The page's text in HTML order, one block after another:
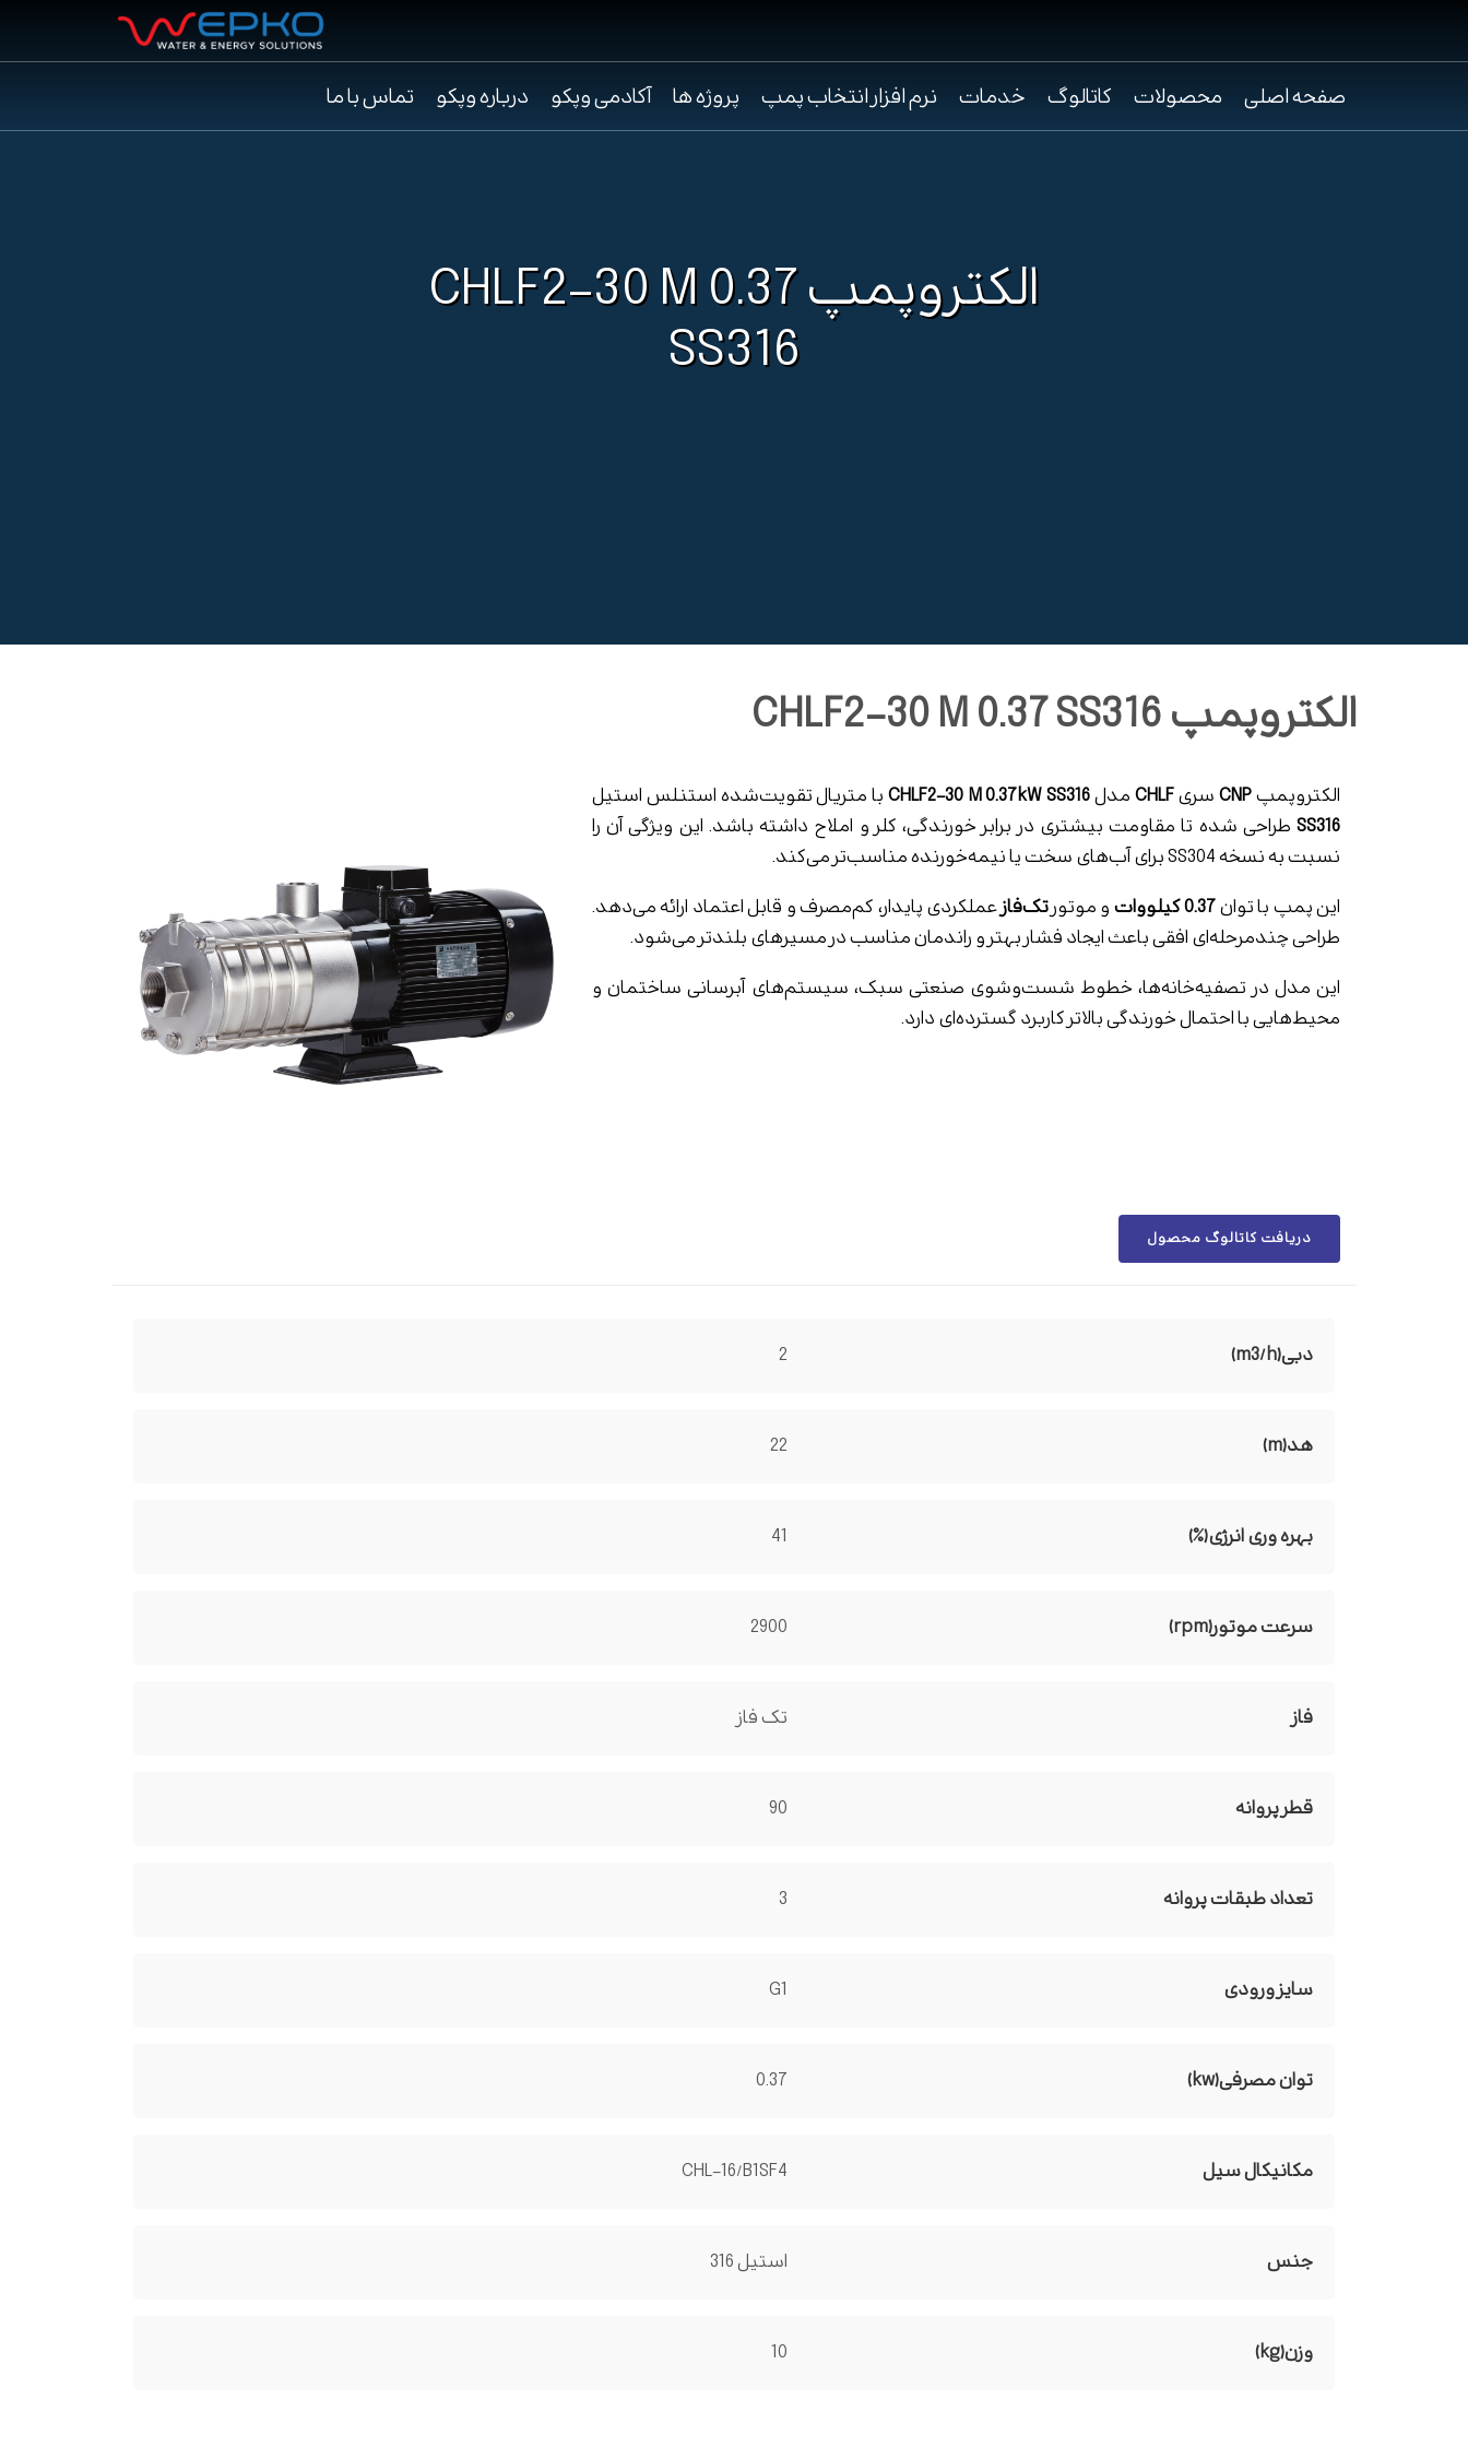
صفحه اصلی محصولات کاتالوگ خدمات نرم افزار انتخاب پمپ پروژه ها آکادمی وپکو درباره وپکو تماس با ما
الکتروپمپ CHLF2-30 M 0.37
SS316
الکتروپمپ CHLF2-30 M 0.37 SS316
الکتروپمپCNPسریCHLFمدلCHLF2-30 M 0.37kW SS316با متریال تقویت‌شده استنلس استیل
SS316 طراحی شده تا مقاومت بیشتری در برابر خورندگی، کلر و املاح داشته باشد. این ویژگی آن را
نسبت به نسخه SS304 برای آب‌های سخت یا نیمه‌خورنده مناسب‌تر می‌کند.
این پمپ با توان0.37 کیلووات و موتورتک‌فازعملکردی پایدار، کم‌مصرف و قابل اعتماد ارائه می‌دهد.
طراحی چندمرحله‌ای افقی باعث ایجاد فشار بهتر و راندمان مناسب در مسیرهای بلندتر می‌شود.
این مدل در تصفیه‌خانه‌ها، خطوط شست‌وشوی صنعتی سبک، سیستم‌های آبرسانی ساختمان و
محیط‌هایی با احتمال خورندگی بالاتر کاربرد گسترده‌ای دارد.
دریافت کاتالوگ محصول
دبی(m3/h) 2
هد(m) 22
بهره وری انرژی(%) 41
سرعت موتور(rpm) 2900
فاز تک فاز
قطر پروانه 90
تعداد طبقات پروانه 3
سایز ورودی G1
توان مصرفی(kw) 0.37
مکانیکال سیل CHL-16/B1SF4
جنس استیل 316
وزن(kg) 10